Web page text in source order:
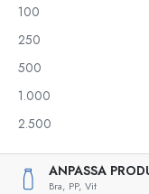
100
250
500
1.000
2.500
ANPASSA
Bra, PP, Vit